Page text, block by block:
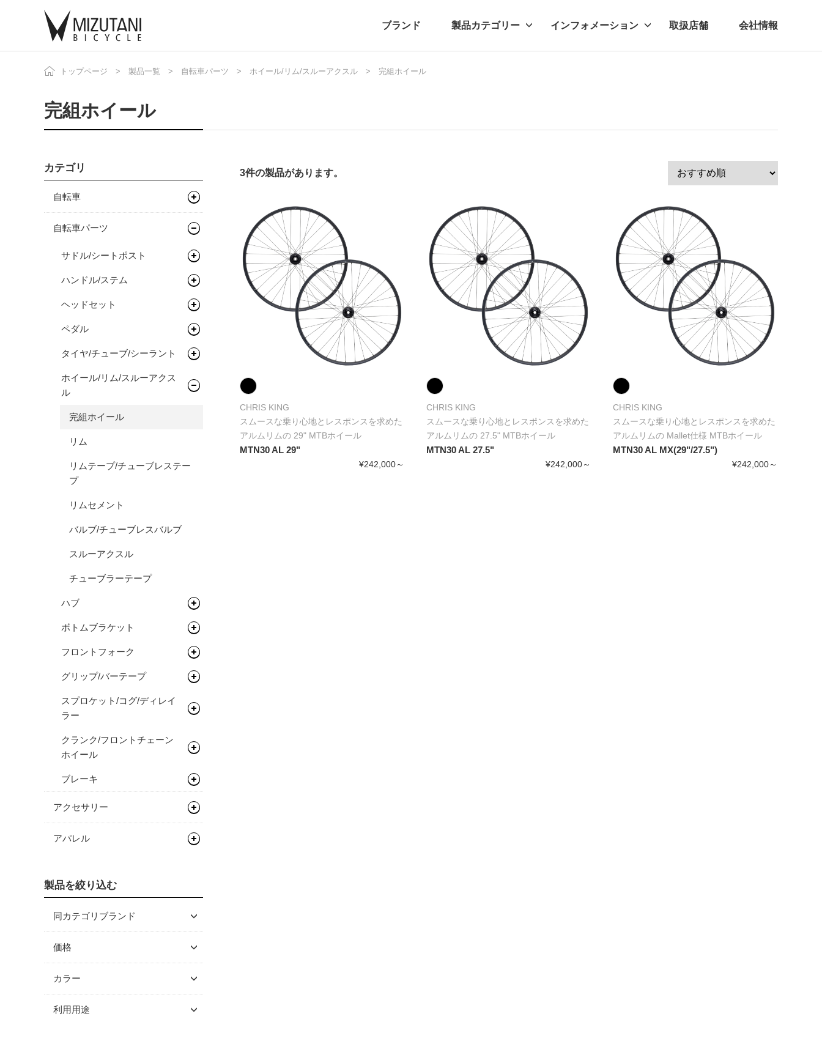
ブランド 製品カテゴリー
自転車 自転車パーツ アクセサリー
インフォメーション
ニュース プレスリリース
取扱店舗 会社情報
トップページ 製品一覧 自転車パーツ ホイール/リム/スルーアクスル 完組ホイール
完組ホイール
3件の製品があります。
CHRIS KING
スムースな乗り心地とレスポンスを求めた
アルムリムの 29" MTBホイール
MTN30 AL 29"
¥242,000～
CHRIS KING
スムースな乗り心地とレスポンスを求めた
アルムリムの 27.5" MTBホイール
MTN30 AL 27.5"
¥242,000～
CHRIS KING
スムースな乗り心地とレスポンスを求めた
アルムリムの Mallet仕様 MTBホイール
MTN30 AL MX(29"/27.5")
¥242,000～
カテゴリ
自転車
マウンテンバイク
スロン
フレーム
オールロードバイク
フレーム
完成車
シクロクロスバイク
フレーム
自転車パーツ
サドル/シートポスト
サドル
シートポスト
ハンドル/ステム
ドロップバー
フラットバー
ステム
ライザーバー
ー）
ヘッドセット
ヘッドセット
関連パーツ
ペダル
フラットペダル
ビンディングペダル
タイヤ/チューブ/シーラント
ロードタイヤ（クリンチャ
ー）
ロードタイヤ（チューブレス/
ー）
ディ）
グラベルバイク/CXタイヤ
（チューブレス/レディ）
アーバンタイヤ
チューブ
シーラント
ホイール/リム/スルーアクス
ル
完組ホイール
リム
リムテープ/チューブレステー
プ
リムセメント
バルブ/チューブレスバルブ
スルーアクスル
チューブラーテープ
ハブ
フロントハブ
リアハブ
関連パーツ
ボトムブラケット
ネジ切りタイプ
関連パーツ
フロントフォーク
リジットフォーク
サスペンションフォーク
グリップ/バーテープ
グリップ
スプロケット/コグ/ディレイ
ラー
シングルコグ
クランク/フロントチェーン
ホイール
チェーンリング
ブレーキ
ディスクロ―ター
アクセサリー
バッグ類
バイクパッキング/アクセサリ
ー
サドルバッグ
パニアバッグ
輪行袋
ハードケース
ボトル/ケージ/アダプター類
ド
フェンダー
スタンド
ワークスタンド/ディスプレ
イスタンド
ディスプレイスタンド
サイクルトレーナー
サイクルトレーナー
メンテナンス/工具
アパレル
ロードバイク
マウンテンバイク/BMX
ツーリング/街乗り/通勤/ミニ
べロ
アル
シューズ
ロードバイク
グラベルバイク/シクロクロス
サイクルウェア
サイクルウェア（メンズ）
グローブ
カバー/ウォーマー類
二―/レッグカバー
ビーニー
製品を絞り込む
同カテゴリブランド
CHRIS KING
価格
～ \5,000
\5,001 ～ 10,000
\10,001 ～ 20,000
カラー
ブラック
利用用途